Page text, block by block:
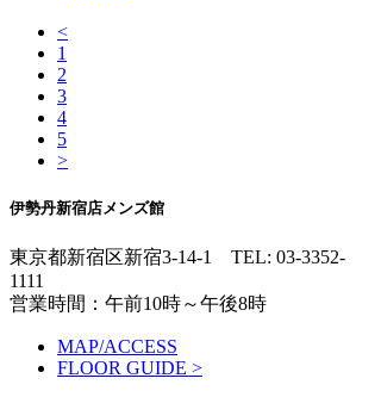
<
1
2
3
4
5
>
伊勢丹新宿店メンズ館
東京都新宿区新宿3-14-1 TEL: 03-3352-
1111
営業時間：午前10時～午後8時
MAP/ACCESS
FLOOR GUIDE >